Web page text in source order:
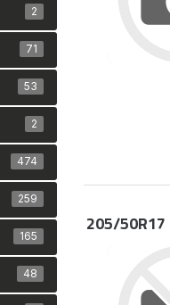
205/50R17
2
71
53
2
474
259
165
48